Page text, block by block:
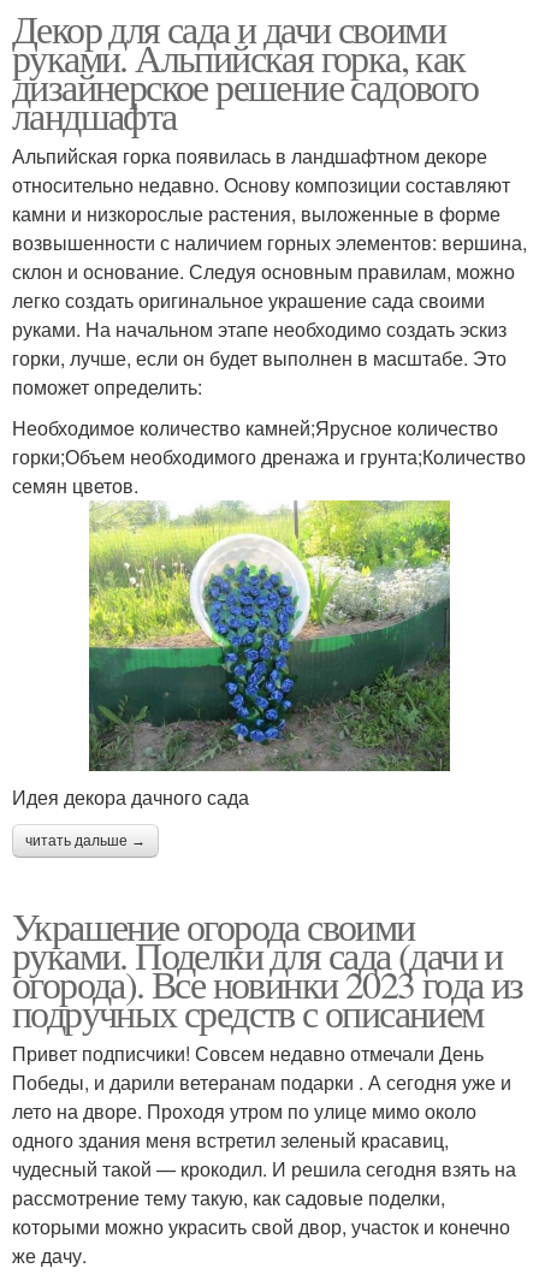
Декор для сада и дачи своими
руками. Альпийская горка, как
дизайнерское решение садового
ландшафта
Альпийская горка появилась в ландшафтном декоре
относительно недавно. Основу композиции составляют
камни и низкорослые растения, выложенные в форме
возвышенности с наличием горных элементов: вершина,
склон и основание. Следуя основным правилам, можно
легко создать оригинальное украшение сада своими
руками. На начальном этапе необходимо создать эскиз
горки, лучше, если он будет выполнен в масштабе. Это
поможет определить:
Необходимое количество камней;Ярусное количество
горки;Объем необходимого дренажа и грунта;Количество
семян цветов.
Идея декора дачного сада
читать дальше →
Украшение огорода своими
руками. Поделки для сада (дачи и
огорода). Все новинки 2023 года из
подручных средств с описанием
Привет подписчики! Совсем недавно отмечали День
Победы, и дарили ветеранам подарки . А сегодня уже и
лето на дворе. Проходя утром по улице мимо около
одного здания меня встретил зеленый красавиц,
чудесный такой — крокодил. И решила сегодня взять на
рассмотрение тему такую, как садовые поделки,
которыми можно украсить свой двор, участок и конечно
же дачу.